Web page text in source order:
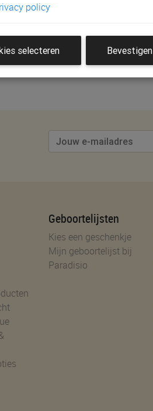
Geboortelijsten
Kies een geschenkje
Mijn geboortelijst bij
Paradisio
policy
selecteren Bevestigen